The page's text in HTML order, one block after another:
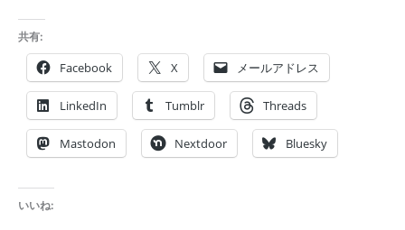
共有:
Facebook X メールアドレス
LinkedIn Tumblr Threads
Mastodon Nextdoor Bluesky
いいね: